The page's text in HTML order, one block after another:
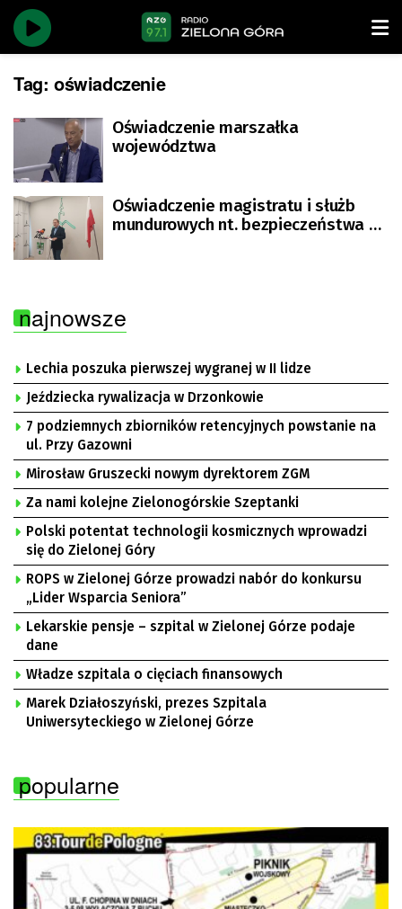
Tag: oświadczenie
Oświadczenie marszałka
województwa
Oświadczenie magistratu i służb
mundurowych nt. bezpieczeństwa w
najnowsze
Lechia poszuka pierwszej wygranej w II lidze
Jeździecka rywalizacja w Drzonkowie
7 podziemnych zbiorników retencyjnych powstanie na
ul. Przy Gazowni
Mirosław Gruszecki nowym dyrektorem ZGM
Za nami kolejne Zielonogórskie Szeptanki
Polski potentat technologii kosmicznych wprowadzi
się do Zielonej Góry
ROPS w Zielonej Górze prowadzi nabór do konkursu
„Lider Wsparcia Seniora”
Lekarskie pensje – szpital w Zielonej Górze podaje
dane
Władze szpitala o cięciach finansowych
Marek Działoszyński, prezes Szpitala
Uniwersyteckiego w Zielonej Górze
popularne